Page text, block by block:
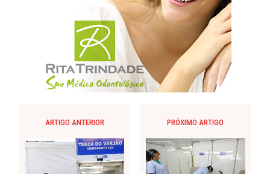
ARTIGO ANTERIOR PRÓXIMO ARTIGO